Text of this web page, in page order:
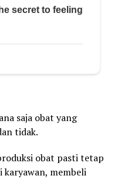
saja obat yang
tidak.
obat pasti tetap
karyawan, membeli